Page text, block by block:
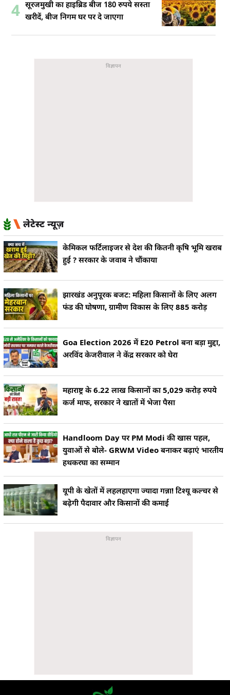
4 सूरजमुखी का हाइब्रिड बीज 180 रुपये सस्ता
खरीदें, बीज निगम घर पर दे जाएगा
लेटेस्ट न्यूज़
केमिकल फर्टिलाइजर से देश की कितनी कृषि भूमि खराब
हुई ? सरकार के जवाब ने चौंकाया
झारखंड अनुपूरक बजट: महिला किसानों के लिए अलग
फंड की घोषणा, ग्रामीण विकास के लिए 885 करोड़
Goa Election 2026 में E20 Petrol बना बड़ा मुद्दा,
अरविंद केजरीवाल ने केंद्र सरकार को घेरा
महाराष्ट्र के 6.22 लाख किसानों का 5,029 करोड़ रुपये
कर्ज माफ, सरकार ने खातों में भेजा पैसा
Handloom Day पर PM Modi की खास पहल,
युवाओं से बोले- GRWM Video बनाकर बढ़ाएं भारतीय
हथकरघा का सम्मान
यूपी के खेतों में लहलहाएगा ज्यादा गन्ना! टिश्यू कल्चर से
बढ़ेगी पैदावार और किसानों की कमाई